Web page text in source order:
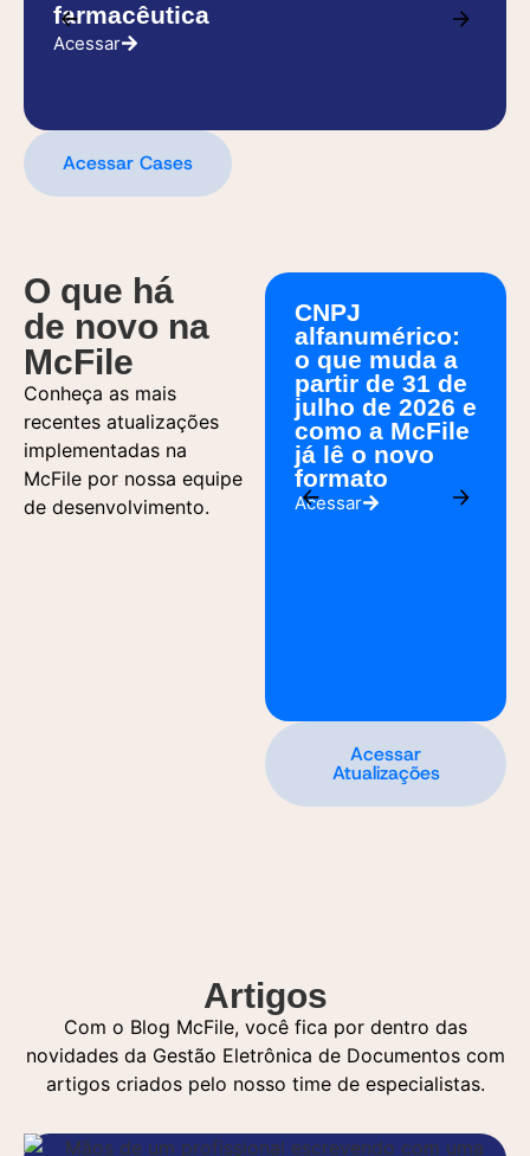
farmacêutica
Acessar
Acessar Cases
O que há
de novo na
McFile
Conheça as mais
recentes atualizações
implementadas na
McFile por nossa equipe
de desenvolvimento.
CNPJ
alfanumérico:
o que muda a
partir de 31 de
julho de 2026 e
como a McFile
já lê o novo
formato
Acessar
Acessar
Atualizações
Artigos
Com o Blog McFile, você fica por dentro das
novidades da Gestão Eletrônica de Documentos com
artigos criados pelo nosso time de especialistas.